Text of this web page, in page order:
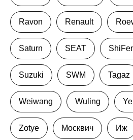
Ravon Renault
Saturn SEAT
Suzuki SWM Tagaz
Weiwang Wuling
Zotye Москвич Иж